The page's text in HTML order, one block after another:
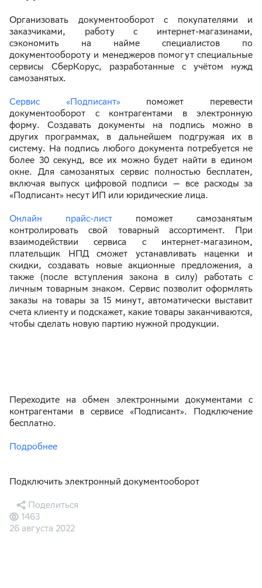
Организовать документооборот с покупателями и
заказчиками, работу с интернет-магазинами,
сэкономить на найме специалистов по
документообороту и менеджеров помогут специальные
сервисы СберКорус, разработанные с учётом нужд
самозанятых.
Сервис «Подписант»поможет перевести
документооборот с контрагентами в электронную
форму. Создавать документы на подпись можно в
других программах, в дальнейшем подгружая их в
систему. На подпись любого документа потребуется не
более 30 секунд, все их можно будет найти в едином
окне. Для самозанятых сервис полностью бесплатен,
включая выпуск цифровой подписи — все расходы за
«Подписант» несут ИП или юридические лица.
Онлайн прайс-лист поможет самозанятым
контролировать свой товарный ассортимент. При
взаимодействии сервиса с интернет-магазином,
плательщик НПД сможет устанавливать наценки и
скидки, создавать новые акционные предложения, а
также (после вступления закона в силу) работать с
личным товарным знаком. Сервис позволит оформлять
заказы на товары за 15 минут, автоматически выставит
счета клиенту и подскажет, какие товары заканчиваются,
чтобы сделать новую партию нужной продукции.
Переходите на обмен электронными документами с
контрагентами в сервисе «Подписант». Подключение
бесплатно.
Подробнее
Подключить электронный документооборот
26 августа 2022
1463
Поделиться